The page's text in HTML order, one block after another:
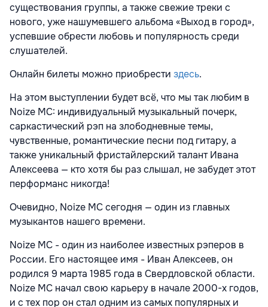
существования группы, а также свежие треки с
нового, уже нашумевшего альбома «Выход в город»,
успевшие обрести любовь и популярность среди
слушателей.
Онлайн билеты можно приобрести здесь.
На этом выступлении будет всё, что мы так любим в
Noize MC: индивидуальный музыкальный почерк,
саркастический рэп на злободневные темы,
чувственные, романтические песни под гитару, а
также уникальный фристайлерский талант Ивана
Алексеева — кто хотя бы раз слышал, не забудет этот
перформанс никогда!
Очевидно, Noize MC сегодня — один из главных
музыкантов нашего времени.
Noize MC - один из наиболее известных рэперов в
России. Его настоящее имя - Иван Алексеев, он
родился 9 марта 1985 года в Свердловской области.
Noize MC начал свою карьеру в начале 2000-х годов,
и с тех пор он стал одним из самых популярных и